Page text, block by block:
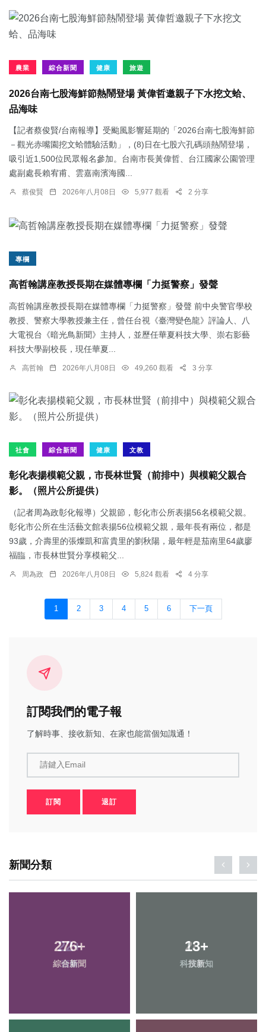
農業 綜合新聞 健康 旅遊
2026台南七股海鮮節熱鬧登場 黃偉哲邀親子下水挖文蛤、
品海味
【記者蔡俊賢/台南報導】受颱風影響延期的「2026台南七股海鮮節
－觀光赤嘴園挖文蛤體驗活動」，(8)日在七股六孔碼頭熱鬧登場，
吸引近1,500位民眾報名參加。台南市長黃偉哲、台江國家公園管理
處副處長賴宥甫、雲嘉南濱海國...
蔡俊賢 2026年八月08日 5,977 觀看 2 分享
專欄
高哲翰講座教授長期在媒體專欄「力挺警察」發聲
高哲翰講座教授長期在媒體專欄「力挺警察」發聲 前中央警官學校
教授、警察大學教授兼主任，曾任台視《臺灣變色龍》評論人、八
大電視台《暗光鳥新聞》主持人，並歷任華夏科技大學、崇右影藝
科技大學副校長，現任華夏...
高哲翰 2026年八月08日 49,260 觀看 3 分享
社會 綜合新聞 健康 文教
彰化表揚模範父親，市長林世賢（前排中）與模範父親合
影。（照片公所提供）
（記者周為政彰化報導）父親節，彰化市公所表揚56名模範父親。
彰化市公所在生活藝文館表揚56位模範父親，最年長有兩位，都是
93歲，介壽里的張燦凱和富貴里的劉秋陽，最年輕是茄南里64歲廖
福臨，市長林世賢分享模範父...
周為政 2026年八月08日 5,824 觀看 4 分享
1 2 3 4 5 6 下一頁
訂閱我們的電子報
了解時事、接收新知、在家也能當個知識通！
請鍵入Email
訂閱 退訂
新聞分類
276+
綜合新聞
13+
科技新知